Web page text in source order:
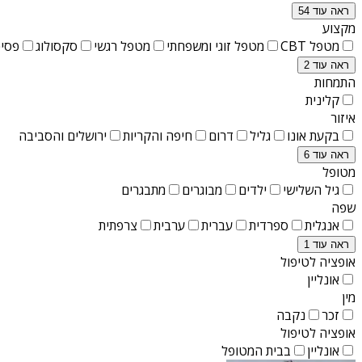
ראה עוד 54
מקצוע
מטפל CBT
מטפל זוגי ומשפחתי מטפל רגשי סקסולוג
ראה עוד 2
התמחות
קלינית
איזור
בקעת אונו
גליל דרום חיפה והקריות ירושלים והסביבה
ראה עוד 6
מטופל
גיל השלישי
ילדים מבוגרים
מתבגרים
שפה
אנגלית
ספרדית עברית ערבית צרפתית
ראה עוד 1
אופציה לטיפול
אונליין
מין
זכר
נקבה
אופציה לטיפול
אונליין
בבית המטופל